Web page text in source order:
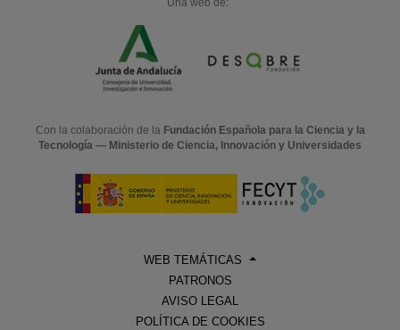
Con la colaboración de la Fundación Española para la Ciencia y la
Tecnología — Ministerio de Ciencia, Innovación y Universidades
WEB TEMÁTICAS
PATRONOS
AVISO LEGAL
POLÍTICA DE COOKIES